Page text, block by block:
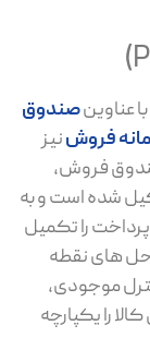
صندوق
فروشنیز
‌فروش،
شده‌ است و به
را تکمیل
حل های نقطه
موجودی،
را یکپارچه